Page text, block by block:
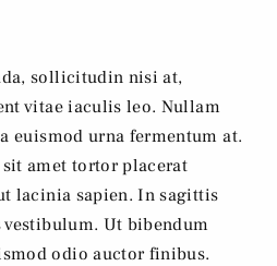
sollicitudin nisi at,
vitae iaculis leo. Nullam
euismod urna fermentum at.
amet tortor placerat
lacinia sapien. In sagittis
Ut bibendum
odio auctor finibus.